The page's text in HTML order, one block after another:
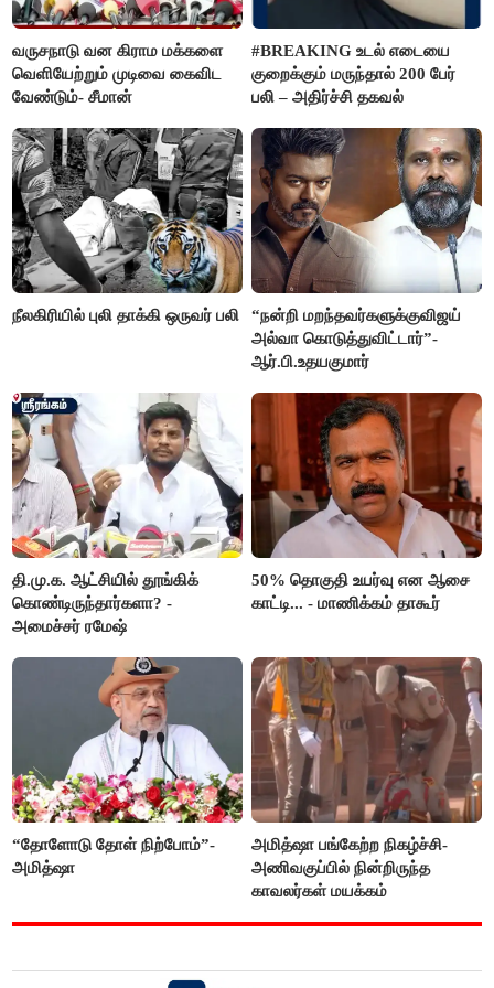
வருசநாடு வன கிராம மக்களை
வெளியேற்றும் முடிவை கைவிட
வேண்டும்- சீமான்
#BREAKING உடல் எடையை
குறைக்கும் மருந்தால் 200 பேர்
பலி – அதிர்ச்சி தகவல்
நீலகிரியில் புலி தாக்கி ஒருவர் பலி
“நன்றி மறந்தவர்களுக்குவிஜய்
அல்வா கொடுத்துவிட்டார்”-
ஆர்.பி.உதயகுமார்
தி.மு.க. ஆட்சியில் தூங்கிக்
கொண்டிருந்தார்களா? -
அமைச்சர் ரமேஷ்
50% தொகுதி உயர்வு என ஆசை
காட்டி... - மாணிக்கம் தாகூர்
“தோளோடு தோள் நிற்போம்”-
அமித்ஷா
அமித்ஷா பங்கேற்ற நிகழ்ச்சி-
அணிவகுப்பில் நின்றிருந்த
காவலர்கள் மயக்கம்